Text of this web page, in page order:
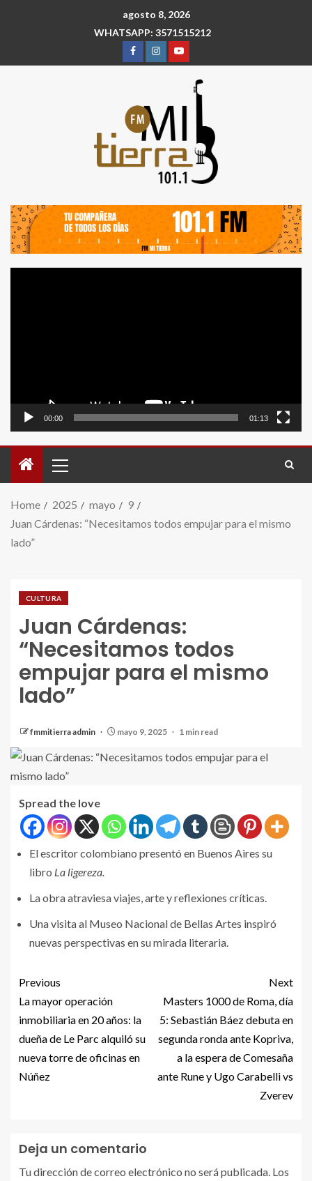
agosto 8, 2026
WHATSAPP: 3571515212
00:00 01:13
Home 2025 mayo
9
Juan Cárdenas: “Necesitamos todos empujar para el mismo
lado”
CULTURA
Juan Cárdenas:
“Necesitamos todos
empujar para el mismo
lado”
fmmitierra admin mayo 9, 2025 1 min read
Spread the love
El escritor colombiano presentó en Buenos Aires su
libro La ligereza.
La obra atraviesa viajes, arte y reflexiones críticas.
Una visita al Museo Nacional de Bellas Artes inspiró
nuevas perspectivas en su mirada literaria.
Previous
La mayor operación
inmobiliaria en 20 años: la
dueña de Le Parc alquiló su
nueva torre de oficinas en
Núñez
Next
Masters 1000 de Roma, día
5: Sebastián Báez debuta en
segunda ronda ante Kopriva,
a la espera de Comesaña
ante Rune y Ugo Carabelli vs
Zverev
Deja un comentario
Tu dirección de correo electrónico no será publicada. Los